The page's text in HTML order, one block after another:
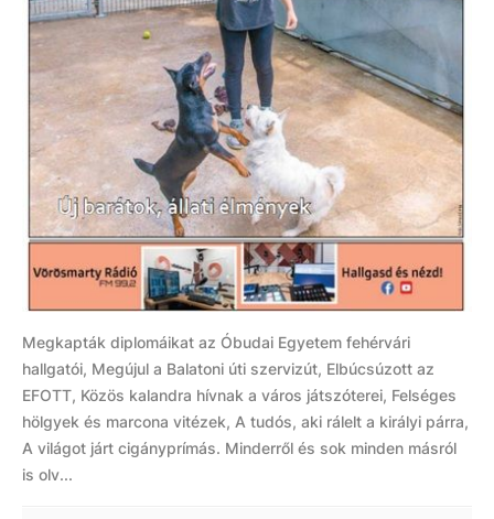
Megkapták diplomáikat az Óbudai Egyetem fehérvári
hallgatói, Megújul a Balatoni úti szervizút, Elbúcsúzott az
EFOTT, Közös kalandra hívnak a város játszóterei, Felséges
hölgyek és marcona vitézek, A tudós, aki rálelt a királyi párra,
A világot járt cigányprímás. Minderről és sok minden másról
is olv...